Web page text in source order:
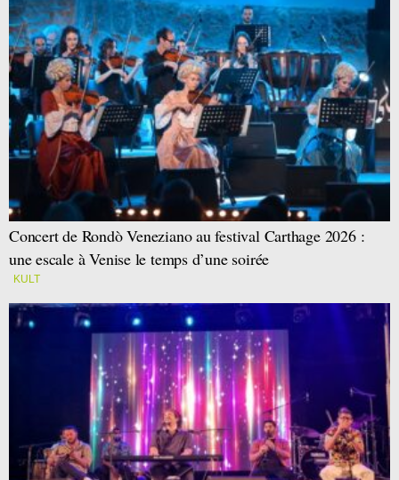
Concert de Rondò Veneziano au festival Carthage 2026 :
une escale à Venise le temps d’une soirée
KULT